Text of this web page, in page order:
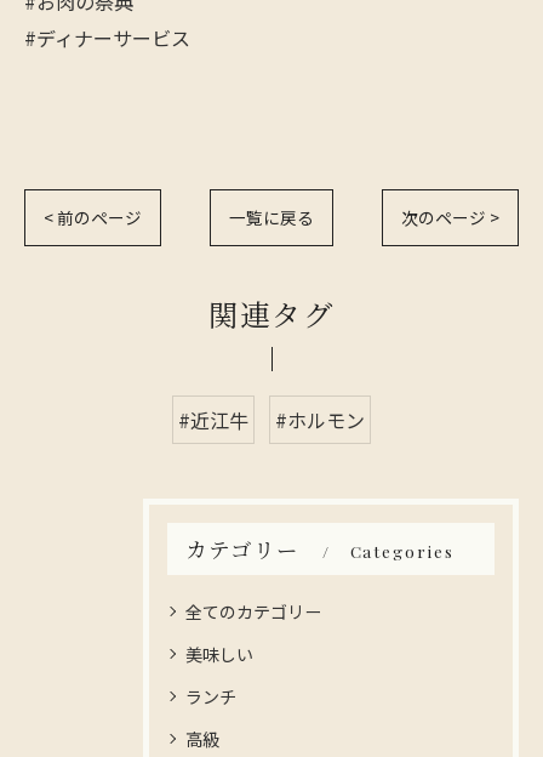
#ディナーサービス
< 前のページ 一覧に戻る 次のページ >
関連タグ
#近江牛 #ホルモン
カテゴリー Categories
全てのカテゴリー
美味しい
ランチ
高級